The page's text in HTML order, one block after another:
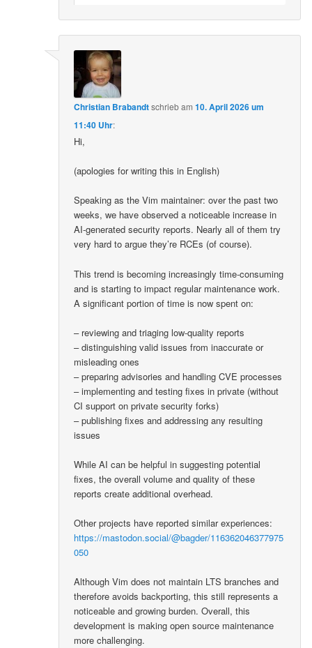
Christian Brabandtschriebam10. April 2026 um
11:40 Uhr:
Hi,
(apologies for writing this in English)
Speaking as the Vim maintainer: over the past two
weeks, we have observed a noticeable increase in
AI-generated security reports. Nearly all of them try
very hard to argue they’re RCEs (of course).
This trend is becoming increasingly time-consuming
and is starting to impact regular maintenance work.
A significant portion of time is now spent on:
– reviewing and triaging low-quality reports
– distinguishing valid issues from inaccurate or
misleading ones
– preparing advisories and handling CVE processes
– implementing and testing fixes in private (without
CI support on private security forks)
– publishing fixes and addressing any resulting
issues
While AI can be helpful in suggesting potential
fixes, the overall volume and quality of these
reports create additional overhead.
Other projects have reported similar experiences:
https://mastodon.social/@bagder/116362046377975
050
Although Vim does not maintain LTS branches and
therefore avoids backporting, this still represents a
noticeable and growing burden. Overall, this
development is making open source maintenance
more challenging.